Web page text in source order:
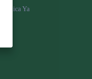
Aplica Ya